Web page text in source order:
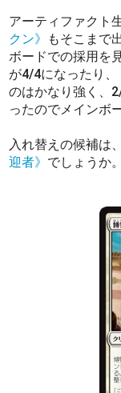
アーティファクト
クン》
もそこまで
ボードでの採用を
が4/4になったり、
のはかなり強く、
ったのでメインボ
入れ替えの候補は
迎者》 でしょうか。